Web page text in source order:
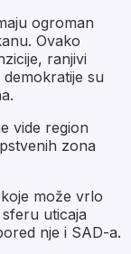
ogroman
Ovako
ranjivi
su
vide region
zona
može vrlo
uticaja
nje i SAD-a.